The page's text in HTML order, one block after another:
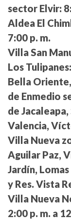
sector Elvir:
Aldea El
7:00 p. m.
Villa San
Los Tulipanes:
Bella
de Enmedio
de
Valencia,
Villa Nueva
Aguilar Paz,
Jardín,
y Res. Vista
Villa Nueva
2:00 p. m. a